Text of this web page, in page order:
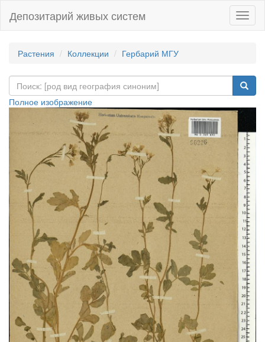
Депозитарий живых систем
Растения Коллекции Гербарий МГУ
Полное изображение